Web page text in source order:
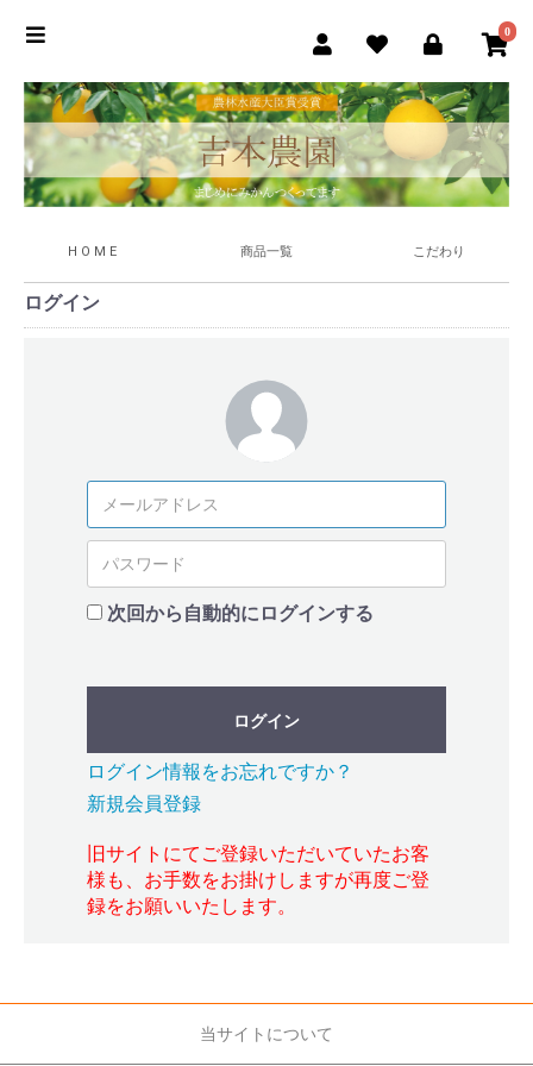
0
H O M E 商品一覧 こだわり
ログイン
次回から自動的にログインする
ログイン
ログイン情報をお忘れですか？
新規会員登録
旧サイトにてご登録いただいていたお客
様も、お手数をお掛けしますが再度ご登
録をお願いいたします。
当サイトについて